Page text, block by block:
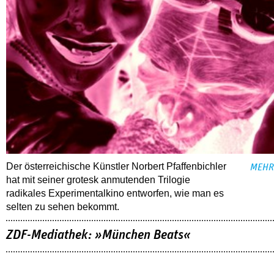
Der österreichische Künstler Norbert Pfaffenbichler
hat mit seiner grotesk anmutenden Trilogie
radikales Experimentalkino entworfen, wie man es
selten zu sehen bekommt.
MEHR
ZDF-Mediathek: »München Beats«